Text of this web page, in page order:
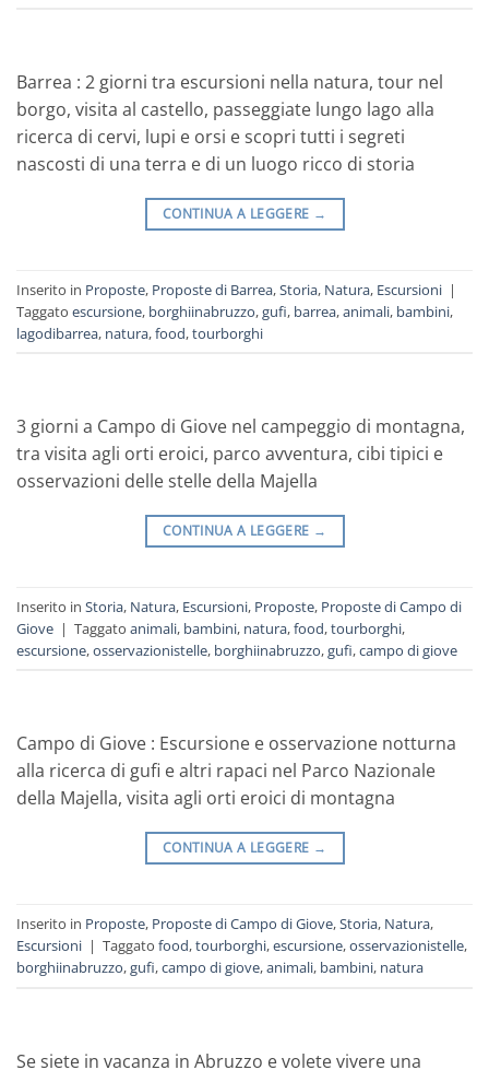
Barrea : 2 giorni tra escursioni nella natura, tour nel
borgo, visita al castello, passeggiate lungo lago alla
ricerca di cervi, lupi e orsi e scopri tutti i segreti
nascosti di una terra e di un luogo ricco di storia
CONTINUA A LEGGERE →
Inserito in Proposte, Proposte di Barrea,Storia, Natura, Escursioni |
Taggato escursione, borghiinabruzzo,gufi, barrea,animali, bambini,
lagodibarrea, natura,food,tourborghi
3 giorni a Campo di Giove nel campeggio di montagna,
tra visita agli orti eroici, parco avventura, cibi tipici e
osservazioni delle stelle della Majella
CONTINUA A LEGGERE →
Inserito in Storia, Natura, Escursioni, Proposte, Proposte di Campo di
Giove | Taggato animali, bambini, natura,food,tourborghi,
escursione,osservazionistelle, borghiinabruzzo,gufi,campo di giove
Campo di Giove : Escursione e osservazione notturna
alla ricerca di gufi e altri rapaci nel Parco Nazionale
della Majella, visita agli orti eroici di montagna
CONTINUA A LEGGERE →
Inserito in Proposte, Proposte di Campo di Giove,Storia, Natura,
Escursioni | Taggato food,tourborghi,escursione,osservazionistelle,
borghiinabruzzo,gufi,campo di giove,animali, bambini, natura
Se siete in vacanza in Abruzzo e volete vivere una